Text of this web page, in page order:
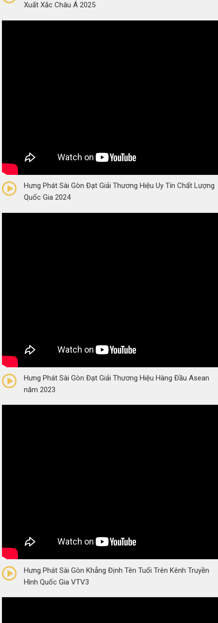
Xuất Xắc Châu Á 2025
(0 Reviews)
Hưng Phát Sài Gòn Đạt Giải Thương Hiệu Uy Tín Chất Lượng
Quốc Gia 2024
(0 Reviews)
Hưng Phát Sài Gòn Đạt Giải Thương Hiệu Hàng Đầu Asean
năm 2023
(0 Reviews)
Hưng Phát Sài Gòn Khẳng Định Tên Tuổi Trên Kênh Truyền
Hình Quốc Gia VTV3